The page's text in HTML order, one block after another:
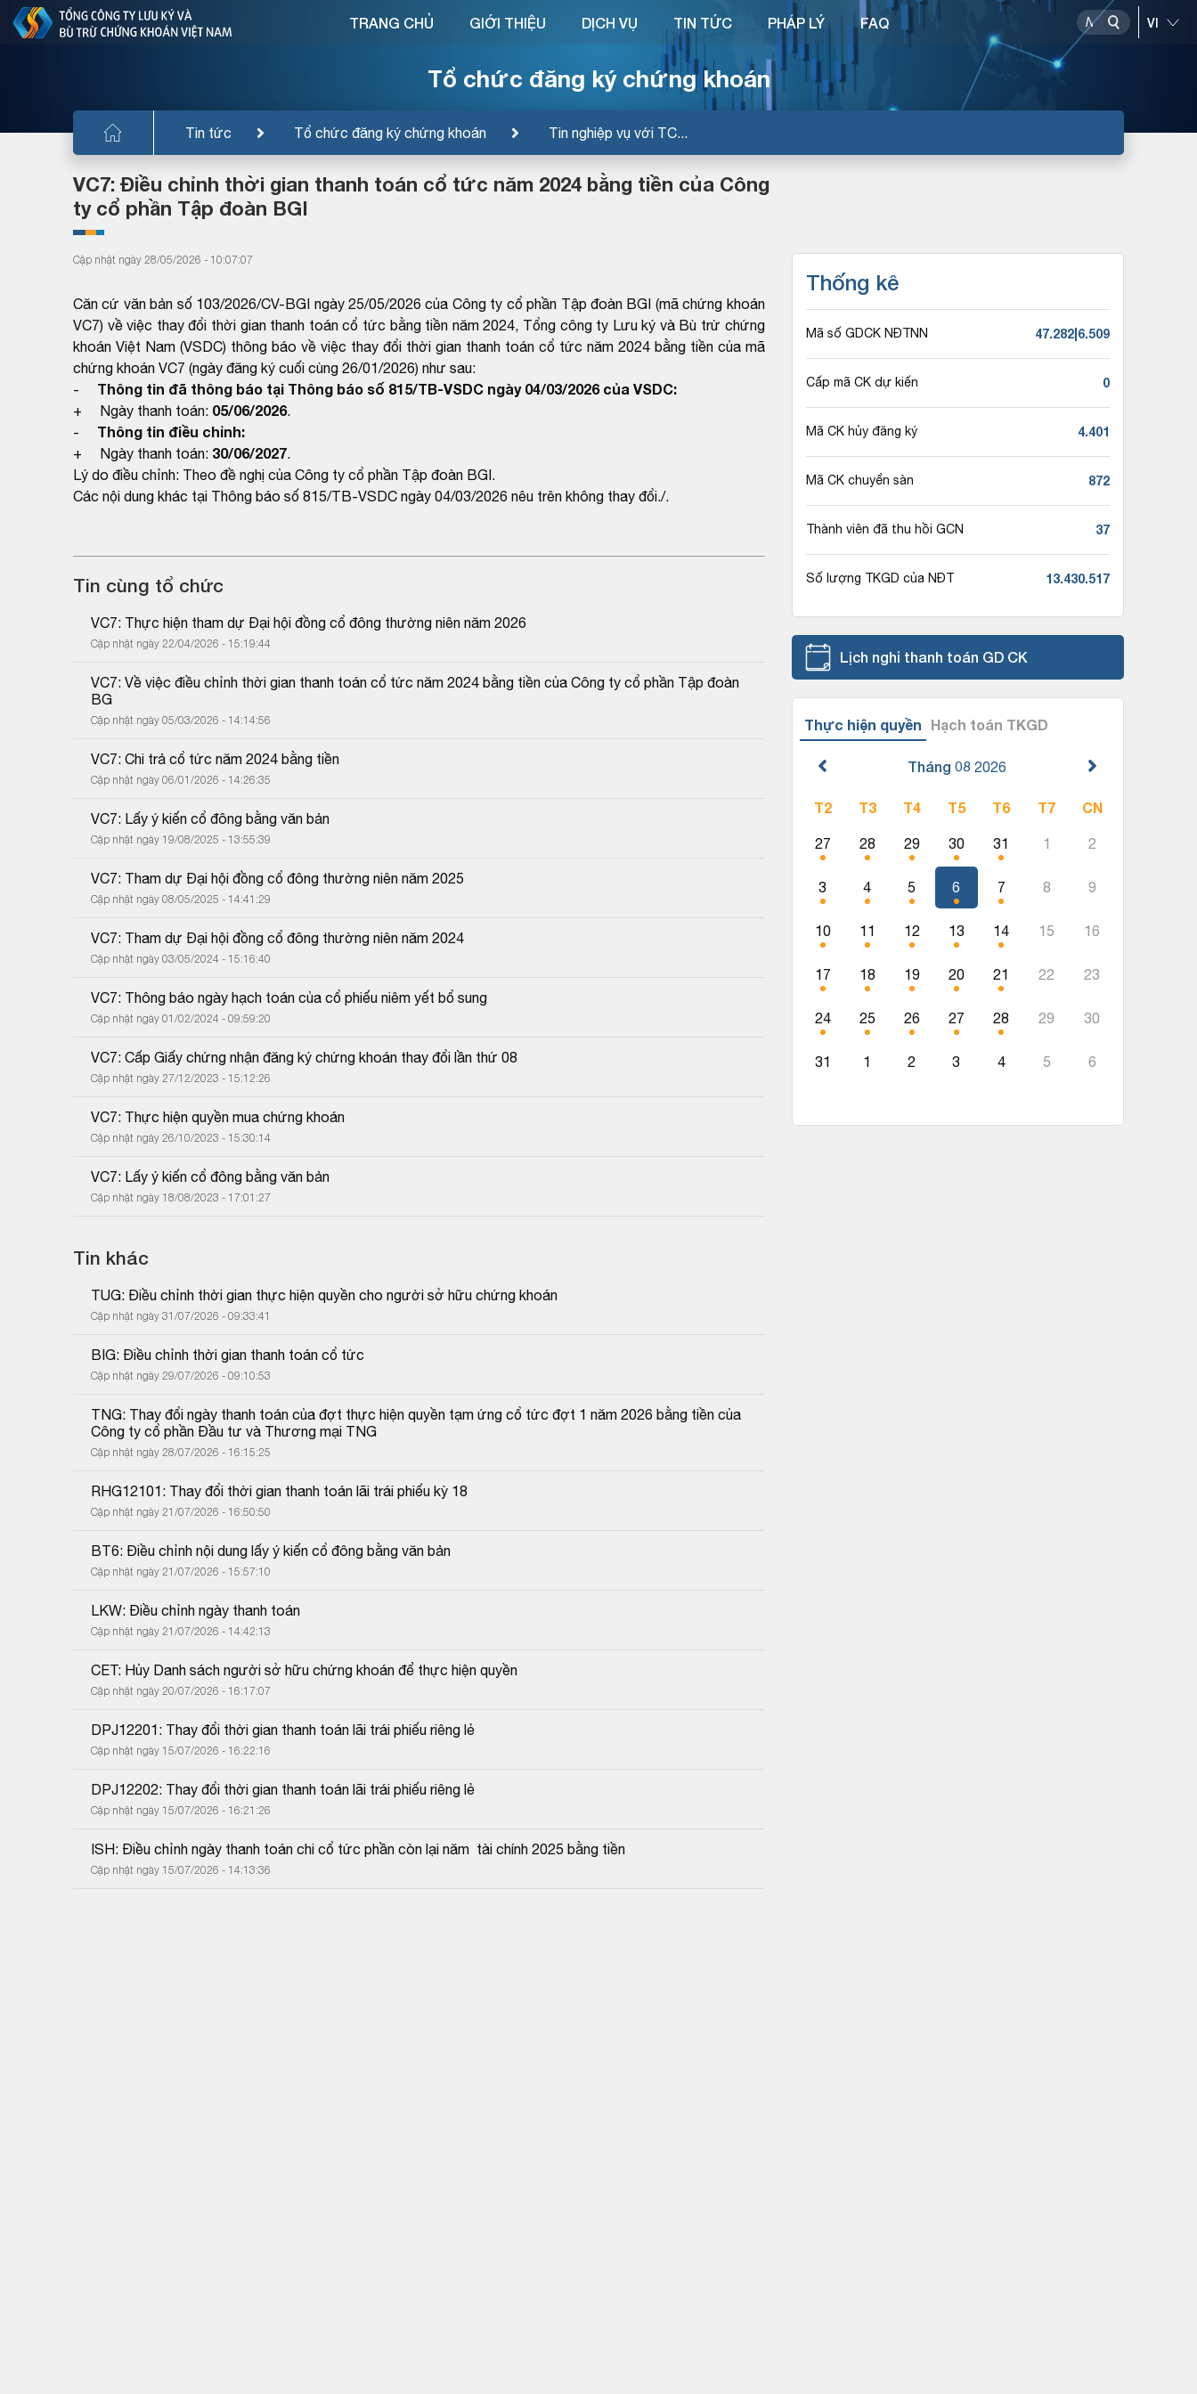
Tổ chức đăng ký chứng khoán
Tin tức Tổ chức đăng ký chứng khoán Tin nghiệp vụ với TC...
TRANG CHỦ GIỚI THIỆU DỊCH VỤ TIN TỨC PHÁP LÝ FAQ
VC7: Điều chỉnh thời gian thanh toán cổ tức năm 2024 bằng tiền của Công
ty cổ phần Tập đoàn BGI
Cập nhật ngày 28/05/2026 - 10:07:07
Căn cứ văn bản số 103/2026/CV-BGI ngày 25/05/2026 của Công ty cổ phần Tập đoàn BGI (mã chứng khoán
VC7) về việc thay đổi thời gian thanh toán cổ tức bằng tiền năm 2024, Tổng công ty Lưu ký và Bù trừ chứng
khoán Việt Nam (VSDC) thông báo về việc thay đổi thời gian thanh toán cổ tức năm 2024 bằng tiền của mã
chứng khoán VC7 (ngày đăng ký cuối cùng 26/01/2026) như sau:
- Thông tin đã thông báo tại Thông báo số 815/TB-VSDC ngày 04/03/2026 của VSDC:
+ Ngày thanh toán: 05/06/2026.
- Thông tin điều chỉnh:
+ Ngày thanh toán: 30/06/2027
Lý do điều chỉnh: Theo đề nghị của Công ty cổ phần Tập đoàn BGI.
Các nội dung khác tại Thông báo số 815/TB-VSDC ngày 04/03/2026 nêu trên không thay đổi./.
Tin cùng tổ chức
VC7: Thực hiện tham dự Đại hội đồng cổ đông thường niên năm 2026
Cập nhật ngày 22/04/2026 - 15:19:44
VC7: Về việc điều chỉnh thời gian thanh toán cổ tức năm 2024 bằng tiền của Công ty cổ phần Tập đoàn
BG
Cập nhật ngày 05/03/2026 - 14:14:56
VC7: Chi trả cổ tức năm 2024 bằng tiền
Cập nhật ngày 06/01/2026 - 14:26:35
VC7: Lấy ý kiến cổ đông bằng văn bản
Cập nhật ngày 19/08/2025 - 13:55:39
VC7: Tham dự Đại hội đồng cổ đông thường niên năm 2025
Cập nhật ngày 08/05/2025 - 14:41:29
VC7: Tham dự Đại hội đồng cổ đông thường niên năm 2024
Cập nhật ngày 03/05/2024 - 15:16:40
VC7: Thông báo ngày hạch toán của cổ phiếu niêm yết bổ sung
Cập nhật ngày 01/02/2024 - 09:59:20
VC7: Cấp Giấy chứng nhận đăng ký chứng khoán thay đổi lần thứ 08
Cập nhật ngày 27/12/2023 - 15:12:26
VC7: Thực hiện quyền mua chứng khoán
Cập nhật ngày 26/10/2023 - 15:30:14
VC7: Lấy ý kiến cổ đông bằng văn bản
Cập nhật ngày 18/08/2023 - 17:01:27
Tin khác
TUG: Điều chỉnh thời gian thực hiện quyền cho người sở hữu chứng khoán
Cập nhật ngày 31/07/2026 - 09:33:41
BIG: Điều chỉnh thời gian thanh toán cổ tức
Cập nhật ngày 29/07/2026 - 09:10:53
TNG: Thay đổi ngày thanh toán của đợt thực hiện quyền tạm ứng cổ tức đợt 1 năm 2026 bằng tiền của
Công ty cổ phần Đầu tư và Thương mại TNG
Cập nhật ngày 28/07/2026 - 16:15:25
RHG12101: Thay đổi thời gian thanh toán lãi trái phiếu kỳ 18
Cập nhật ngày 21/07/2026 - 16:50:50
BT6: Điều chỉnh nội dung lấy ý kiến cổ đông bằng văn bản
Cập nhật ngày 21/07/2026 - 15:57:10
LKW: Điều chỉnh ngày thanh toán
Cập nhật ngày 21/07/2026 - 14:42:13
CET: Hủy Danh sách người sở hữu chứng khoán để thực hiện quyền
Cập nhật ngày 20/07/2026 - 16:17:07
DPJ12201: Thay đổi thời gian thanh toán lãi trái phiếu riêng lẻ
Cập nhật ngày 15/07/2026 - 16:22:16
DPJ12202: Thay đổi thời gian thanh toán lãi trái phiếu riêng lẻ
Cập nhật ngày 15/07/2026 - 16:21:26
ISH: Điều chỉnh ngày thanh toán chi cổ tức phần còn lại năm  tài chính 2025 bằng tiền
Cập nhật ngày 15/07/2026 - 14:13:36
Thống kê
Mã số GDCK NĐTNN 47.282|6.509
Cấp mã CK dự kiến 0
Mã CK hủy đăng ký 4.401
Mã CK chuyển sàn 872
Thành viên đã thu hồi GCN 37
Số lượng TKGD của NĐT 13.430.517
Lịch nghỉ thanh toán GD CK
Thực hiện quyền Hạch toán TKGD
Tháng 08 2026
T2 T3 T4 T5 T6 T7 CN
27 28 29 30 31 1 2
3 4 5 6 7 8 9
10 11 12 13 14 15 16
17 18 19 20 21 22 23
24 25 26 27 28 29 30
31 1 2 3 4 5 6